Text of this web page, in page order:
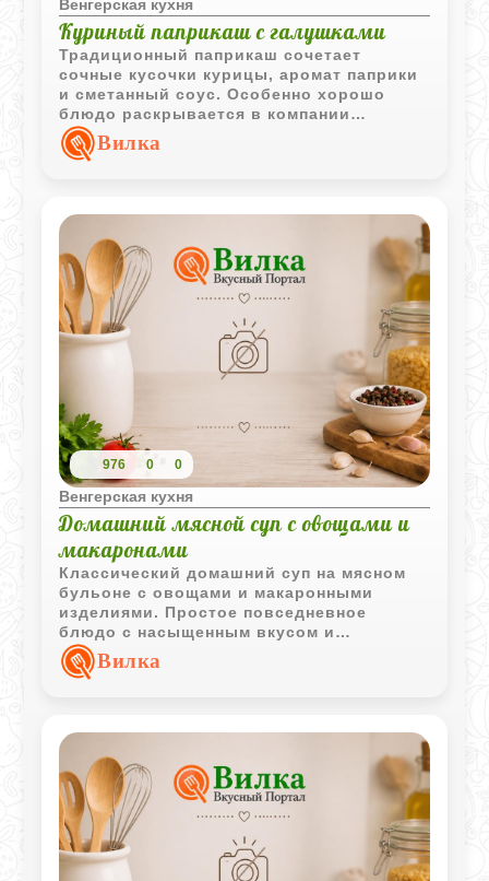
Венгерская кухня
Куриный паприкаш с галушками
Традиционный паприкаш сочетает
сочные кусочки курицы, аромат паприки
и сметанный соус. Особенно хорошо
блюдо раскрывается в компании
домашних галушек, которые впитывают
весь вкус подливки.
Вилка
976 0 0
Венгерская кухня
Домашний мясной суп с овощами и
макаронами
Классический домашний суп на мясном
бульоне с овощами и макаронными
изделиями. Простое повседневное
блюдо с насыщенным вкусом и
привычным набором ингредиентов.
Вилка